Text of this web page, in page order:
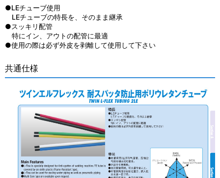
●LEチューブ使用
LEチューブの特長を、そのまま継承
●スッキリ配管
特にイン、アウトの配管に最適
●使用の際は必ず外皮を剥離して使用して下さい
共通仕様